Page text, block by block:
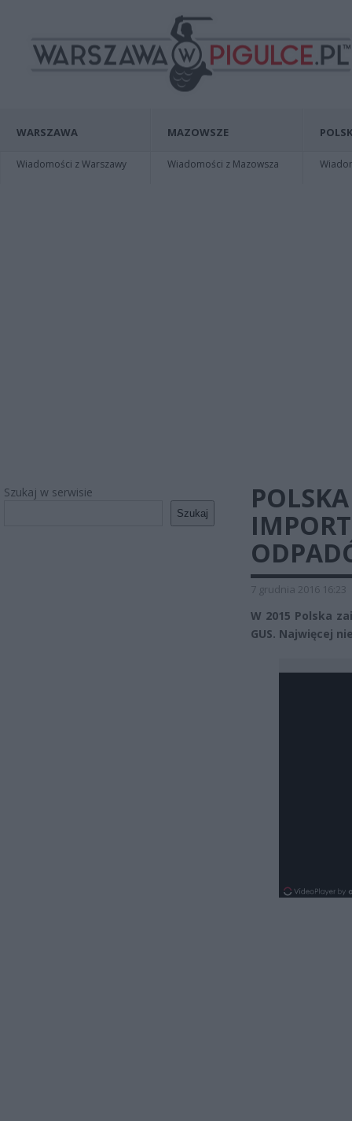
WARSZAWA
Wiadomości z Warszawy
MAZOWSZE
Wiadomości z Mazowsza
Szukaj w serwisie
Szukaj
7 grudnia 2016 16:23
W 2015 Polska
GUS. Najwięcej